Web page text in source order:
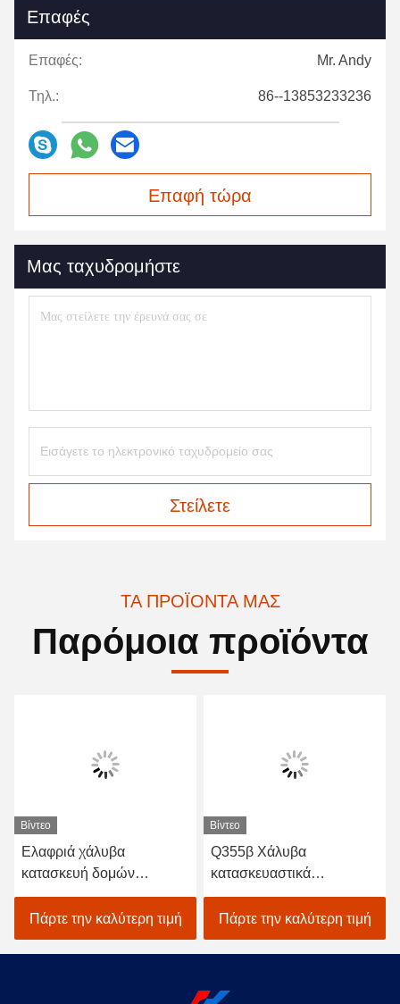
Επαφές
Επαφές: Mr. Andy
Τηλ.: 86--13853233236
Επαφή τώρα
Μας ταχυδρομήστε
Στείλετε
ΤΑ ΠΡΟΪΌΝΤΑ ΜΑΣ
Παρόμοια προϊόντα
Βίντεο
Ελαφριά χάλυβα
κατασκευή δομών
Προσυσκευασμένα
μέταλλα Βιομηχανική
κατασκευή αποθηκών
Πάρτε την καλύτερη τιμή
Βίντεο
Q355β Χάλυβα
κατασκευαστικά
κατασκευαστικά
βιομηχανικά κτίρια από
χάλυβα
Πάρτε την καλύτερη τιμή